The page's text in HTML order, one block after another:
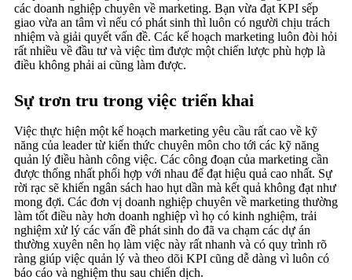
các doanh nghiệp chuyên về marketing. Bạn vừa đạt KPI sếp
giao vừa an tâm vì nếu có phát sinh thì luôn có người chịu trách
nhiệm và giải quyết vấn đề. Các kế hoạch marketing luôn đòi hỏi
rất nhiều về đầu tư và việc tìm được một chiến lược phù hợp là
điều không phải ai cũng làm được.
Sự trơn tru trong việc triển khai
Việc thực hiện một kế hoạch marketing yêu cầu rất cao về kỹ
năng của leader từ kiến thức chuyên môn cho tới các kỹ năng
quản lý điều hành công việc. Các công đoạn của marketing cần
được thống nhất phối hợp với nhau để đạt hiệu quả cao nhất. Sự
rời rạc sẽ khiến ngân sách hao hụt dần mà kết quả không đạt như
mong đợi. Các đơn vị doanh nghiệp chuyên về marketing thường
làm tốt điều này hơn doanh nghiệp vì họ có kinh nghiệm, trải
nghiệm xử lý các vấn đề phát sinh do đã va chạm các dự án
thường xuyên nên họ làm việc này rất nhanh và có quy trình rõ
ràng giúp việc quản lý và theo dõi KPI cũng dễ dàng vì luôn có
báo cáo và nghiệm thu sau chiến dịch.